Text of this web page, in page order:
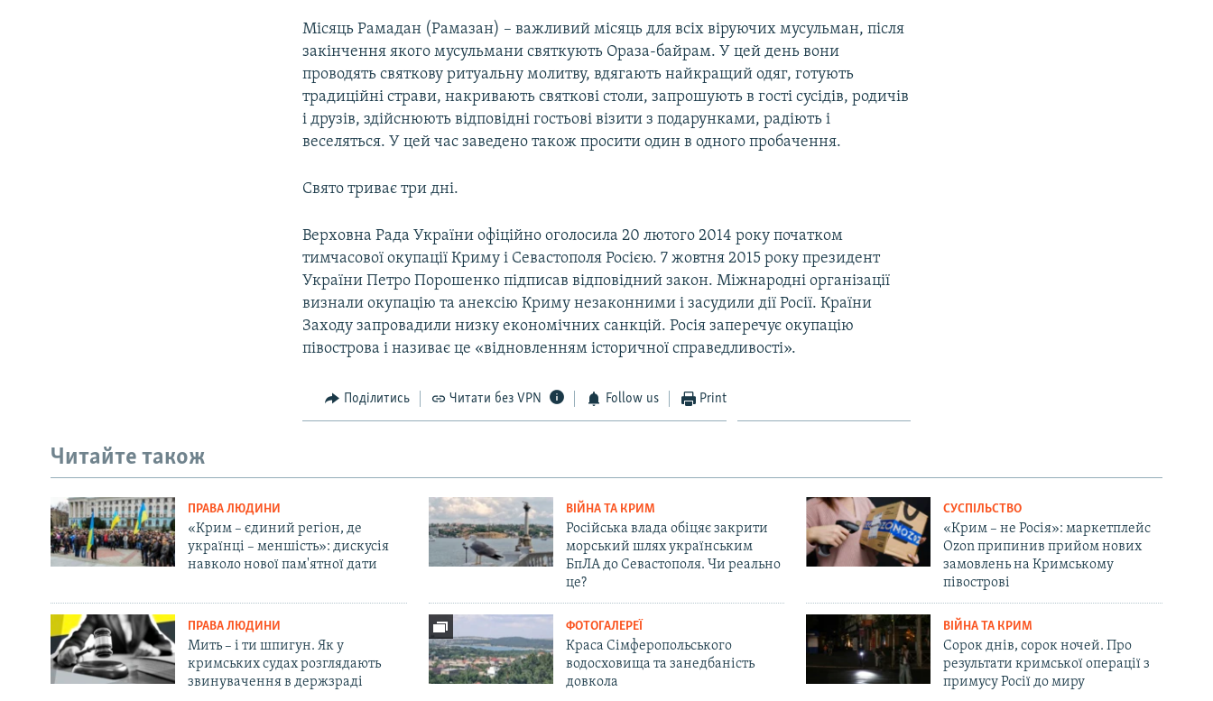
Місяць Рамадан (Рамазан) – важливий місяць для всіх віруючих мусульман, після
закінчення якого мусульмани святкують Ораза-байрам. У цей день вони
проводять святкову ритуальну молитву, вдягають найкращий одяг, готують
традиційні страви, накривають святкові столи, запрошують в гості сусідів, родичів
і друзів, здійснюють відповідні гостьові візити з подарунками, радіють і
веселяться. У цей час заведено також просити один в одного пробачення.
Свято триває три дні.
Верховна Рада України офіційно оголосила 20 лютого 2014 року початком
тимчасової окупації Криму і Севастополя Росією. 7 жовтня 2015 року президент
України Петро Порошенко підписав відповідний закон. Міжнародні організації
визнали окупацію та анексію Криму незаконними і засудили дії Росії. Країни
Заходу запровадили низку економічних санкцій. Росія заперечує окупацію
півострова і називає це «відновленням історичної справедливості».
Поділитись Читати без VPN Follow us Print
Читайте також
ПРАВА ЛЮДИНИ
«Крим – єдиний регіон, де
українці – меншість»: дискусія
навколо нової пам'ятної дати
ВІЙНА ТА КРИМ
Російська влада обіцяє закрити
морський шлях українським
БпЛА до Севастополя. Чи реально
це?
СУСПІЛЬСТВО
«Крим – не Росія»: маркетплейс
Ozon припинив прийом нових
замовлень на Кримському
півострові
ПРАВА ЛЮДИНИ
Мить – і ти шпигун. Як у
кримських судах розглядають
звинувачення в держзраді
ФОТОГАЛЕРЕЇ
Краса Сімферопольського
водосховища та занедбаність
довкола
ВІЙНА ТА КРИМ
Сорок днів, сорок ночей. Про
результати кримської операції з
примусу Росії до миру